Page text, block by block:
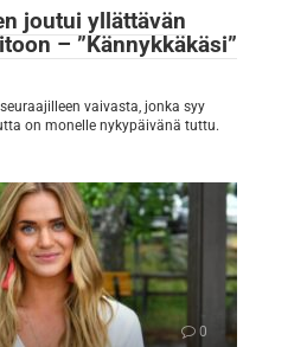
joutui yllättävän
– ”Kännykkäkäsi”
vaivasta, jonka syy
on monelle nykypäivänä tuttu.
0